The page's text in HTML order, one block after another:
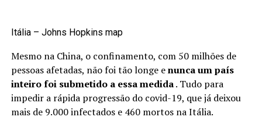
Itália – Johns Hopkins map
Mesmo na China, o confinamento, com 50 milhões de
pessoas afetadas, não foi tão longe enunca um país
inteiro foi submetido a essa medida. Tudo para
impedir a rápida progressão do covid-19, que já deixou
mais de 9.000 infectados e 460 mortos na Itália.